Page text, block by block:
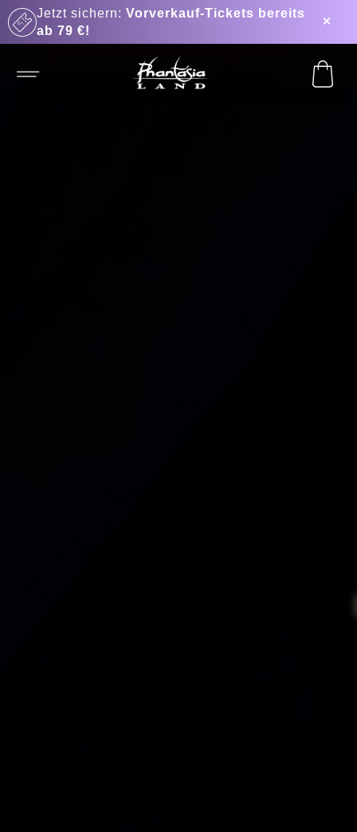
Jetzt sichern: Vorverkauf‑Tickets bereits
ab 79 €!